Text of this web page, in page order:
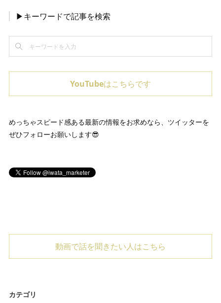
▶キーワードで記事を検索
YouTubeはこちらです
めっちゃスピード感ある最新の情報をお求めなら、ツイッターを
ぜひフォローお願いします😎
動画で話を聞きたい人はこちら
カテゴリ